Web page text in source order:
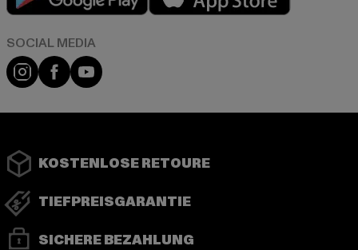
Instagram
FacebookYouTube
KOSTENLOSE RETOURE
TIEFPREISGARANTIE
SICHERE BEZAHLUNG